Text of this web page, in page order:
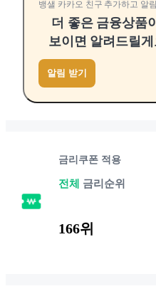
뱅샐 카카오 친구 추가하고 알
더 좋은 금융상품이
보이면 알려드릴게
알림 받기
금리쿠폰 적용
전체 금리순위
166위